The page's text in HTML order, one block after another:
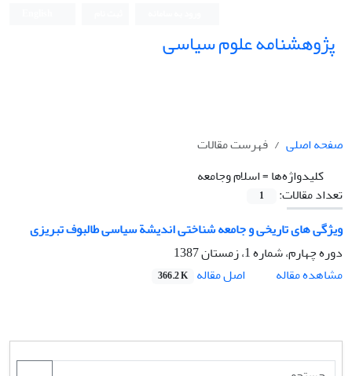
پژوهشنامه علوم سیاسی
صفحه اصلی
فهرست مقالات
کلیدواژه‌ها =اسلام وجامعه
تعداد مقالات:
1
ویژگی های تاریخی و جامعه شناختی اندیشة سیاسی طالبوف تبریزی
دوره چهارم، شماره 1، زمستان 1387
مشاهده مقاله
اصل مقاله 366.2 K